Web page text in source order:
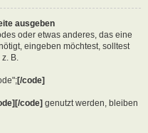
ausgeben
oder etwas anderes, das eine
eingeben möchtest, solltest
B.
[/code]
code] genutzt werden, bleiben